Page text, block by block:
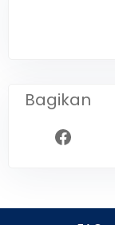
Bagikan